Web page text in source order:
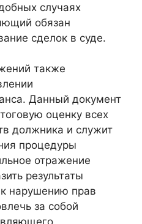
случаях
обязан
сделок в суде.
также
Данный документ
оценку всех
должника и служит
процедуры
отражение
результаты
нарушению прав
за собой